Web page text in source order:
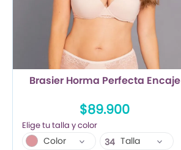
TRENDY PROMO
CONJUNTOS
FRESCA
Brasier Horma Perfecta Encaje
$89.900
Color
34 Talla